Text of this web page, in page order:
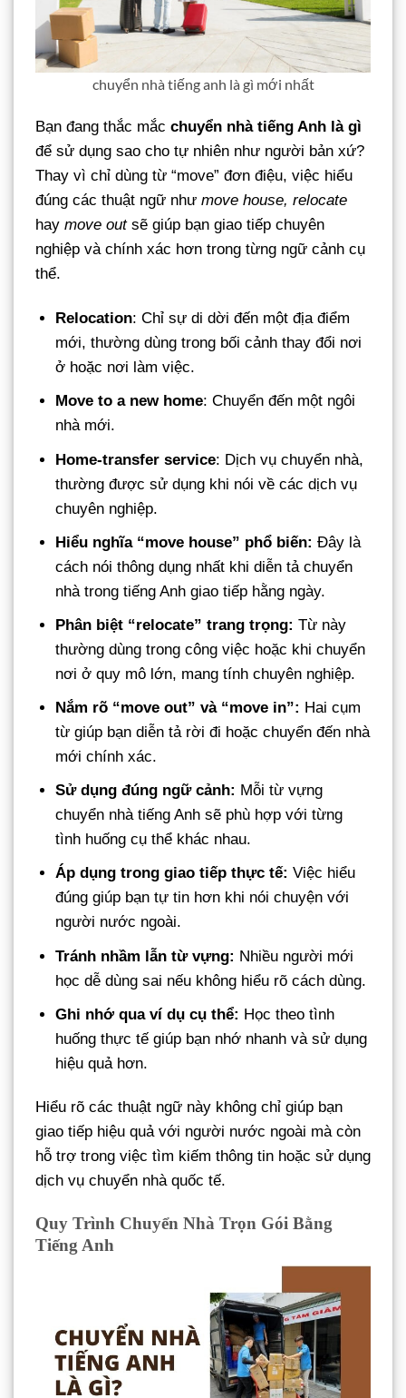
chuyển nhà tiếng anh là gì mới nhất
Bạn đang thắc mắc chuyển nhà tiếng Anh là gì
để sử dụng sao cho tự nhiên như người bản xứ?
Thay vì chỉ dùng từ “move” đơn điệu, việc hiểu
đúng các thuật ngữ như move house, relocate
hay move outsẽ giúp bạn giao tiếp chuyên
nghiệp và chính xác hơn trong từng ngữ cảnh cụ
thể.
Relocation: Chỉ sự di dời đến một địa điểm
mới, thường dùng trong bối cảnh thay đổi nơi
ở hoặc nơi làm việc.
Move to a new home: Chuyển đến một ngôi
nhà mới.
Home-transfer service: Dịch vụ chuyển nhà,
thường được sử dụng khi nói về các dịch vụ
chuyên nghiệp.
Hiểu nghĩa “move house” phổ biến: Đây là
cách nói thông dụng nhất khi diễn tả chuyển
nhà trong tiếng Anh giao tiếp hằng ngày.
Phân biệt “relocate” trang trọng: Từ này
thường dùng trong công việc hoặc khi chuyển
nơi ở quy mô lớn, mang tính chuyên nghiệp.
Nắm rõ “move out” và “move in”: Hai cụm
từ giúp bạn diễn tả rời đi hoặc chuyển đến nhà
mới chính xác.
Sử dụng đúng ngữ cảnh: Mỗi từ vựng
chuyển nhà tiếng Anh sẽ phù hợp với từng
tình huống cụ thể khác nhau.
Áp dụng trong giao tiếp thực tế: Việc hiểu
đúng giúp bạn tự tin hơn khi nói chuyện với
người nước ngoài.
Tránh nhầm lẫn từ vựng: Nhiều người mới
học dễ dùng sai nếu không hiểu rõ cách dùng.
Ghi nhớ qua ví dụ cụ thể: Học theo tình
huống thực tế giúp bạn nhớ nhanh và sử dụng
hiệu quả hơn.
Hiểu rõ các thuật ngữ này không chỉ giúp bạn
giao tiếp hiệu quả với người nước ngoài mà còn
hỗ trợ trong việc tìm kiếm thông tin hoặc sử dụng
dịch vụ chuyển nhà quốc tế.
Quy Trình Chuyển Nhà Trọn Gói Bằng
Tiếng Anh